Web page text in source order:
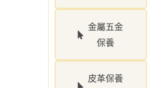
金屬五金
保養
皮革保養